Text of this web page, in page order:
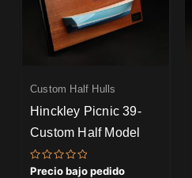
Custom Half Hulls
Hinckley Picnic 39-
Custom Half Model
Valorado
Precio bajo pedido